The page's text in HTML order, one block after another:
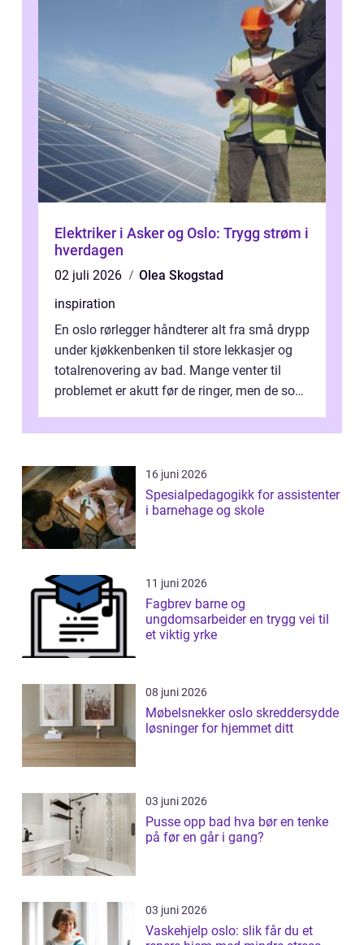
Elektriker i Asker og Oslo: Trygg strøm i
hverdagen
02 juli 2026
Olea Skogstad
inspiration
En oslo rørlegger håndterer alt fra små drypp
under kjøkkenbenken til store lekkasjer og
totalrenovering av bad. Mange venter til
problemet er akutt før de ringer, men de som
16 juni 2026
Spesialpedagogikk for assistenter
i barnehage og skole
11 juni 2026
Fagbrev barne og
ungdomsarbeider en trygg vei til
et viktig yrke
08 juni 2026
Møbelsnekker oslo skreddersydde
løsninger for hjemmet ditt
03 juni 2026
Pusse opp bad hva bør en tenke
på før en går i gang?
03 juni 2026
Vaskehjelp oslo: slik får du et